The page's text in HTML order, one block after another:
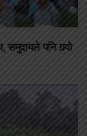
समुदायले पनि गर्‍यो